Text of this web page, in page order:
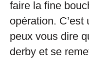
faire la fine
opération.
peux vous dire
derby et se